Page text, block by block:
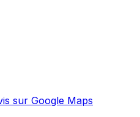
sur Google Maps